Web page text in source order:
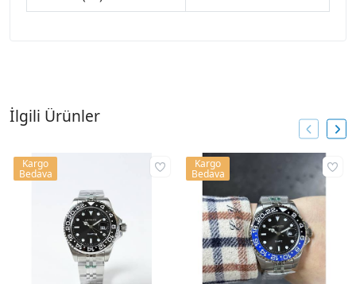
İlgili Ürünler
Kargo
Bedava
Kargo
Bedava